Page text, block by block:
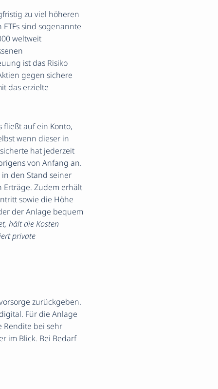
zu viel höheren
sind sogenannte
weltweit
ist das Risiko
gegen sichere
das erzielte
fließt auf ein Konto,
wenn dieser in
hat jederzeit
von Anfang an.
den Stand seiner
Erträge. Zudem erhält
sowie die Höhe
der Anlage bequem
hält die Kosten
private
zurückgeben.
Für die Anlage
Rendite bei sehr
im Blick. Bei Bedarf